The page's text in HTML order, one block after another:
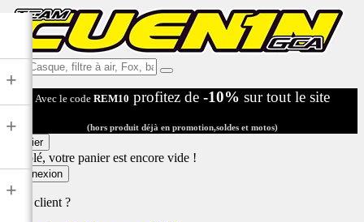
Ex:
Casque,
filtre
air,
Fox,
...
Avec le code REM10 profitez de -10% sur tout le site
(hors produit déjà en promotion,soldes et motos)
Panier
Désolé, votre panier est encore vide !
Connexion
Déjà client ?
+
+
+